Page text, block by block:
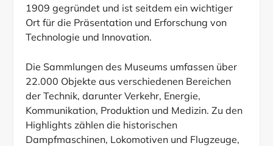
1909 gegründet und ist seitdem ein wichtiger
Ort für die Präsentation und Erforschung von
Technologie und Innovation.
Die Sammlungen des Museums umfassen über
22.000 Objekte aus verschiedenen Bereichen
der Technik, darunter Verkehr, Energie,
Kommunikation, Produktion und Medizin. Zu den
Highlights zählen die historischen
Dampfmaschinen, Lokomotiven und Flugzeuge,